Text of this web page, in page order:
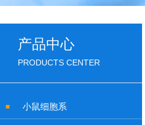
产品中心
PRODUCTS CENTER
小鼠细胞系